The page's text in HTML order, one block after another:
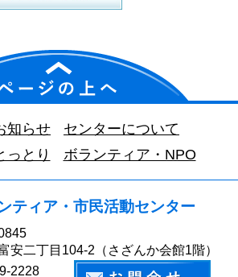
知らせ
センターについて
っとり
ボランティア・NPO
ティア・市民活動センター
安二丁目104-2（さざんか会館1階）
2228